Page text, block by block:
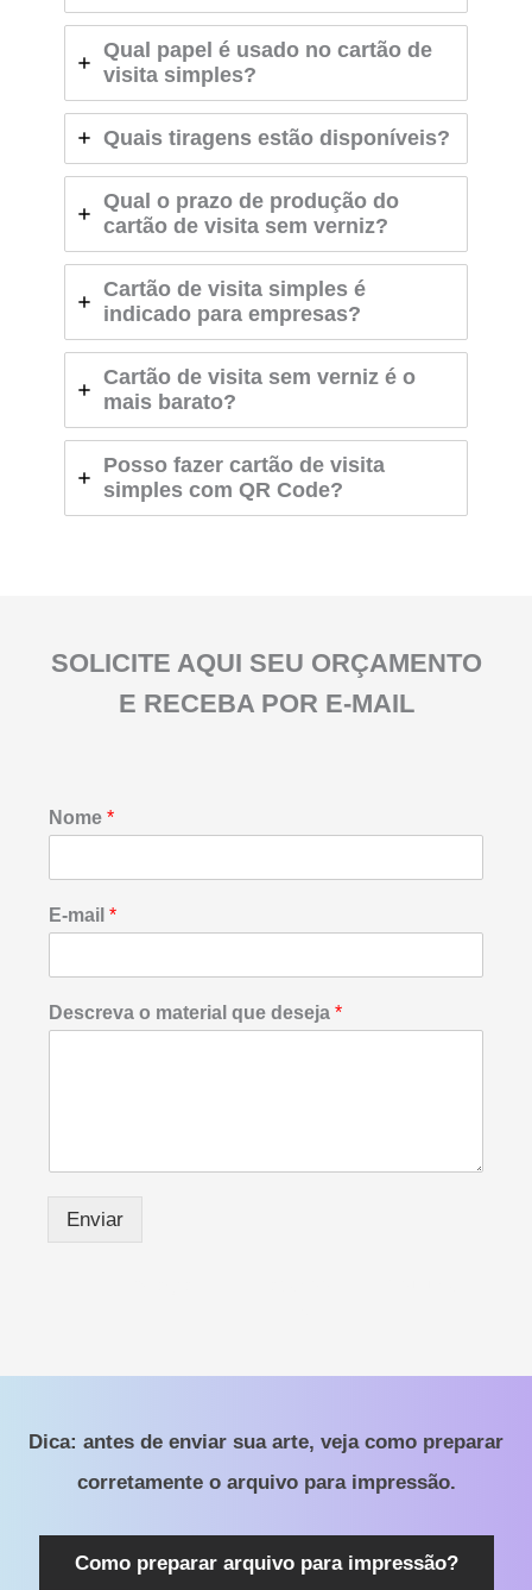
Qual papel é usado no cartão de
visita simples?
Quais tiragens estão disponíveis?
Qual o prazo de produção do
cartão de visita sem verniz?
Cartão de visita simples é
indicado para empresas?
Cartão de visita sem verniz é o
mais barato?
Posso fazer cartão de visita
simples com QR Code?
SOLICITE AQUI SEU ORÇAMENTO
E RECEBA POR E-MAIL
Nome *
o
m
t
r
E-mail *
Descreva o material que deseja *
Enviar
Dica: antes de enviar sua arte, veja como preparar
corretamente o arquivo para impressão.
Como preparar arquivo para impressão?